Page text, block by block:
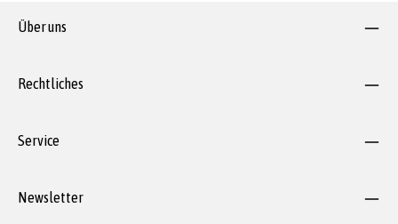
Über uns
Rechtliches
Service
Newsletter